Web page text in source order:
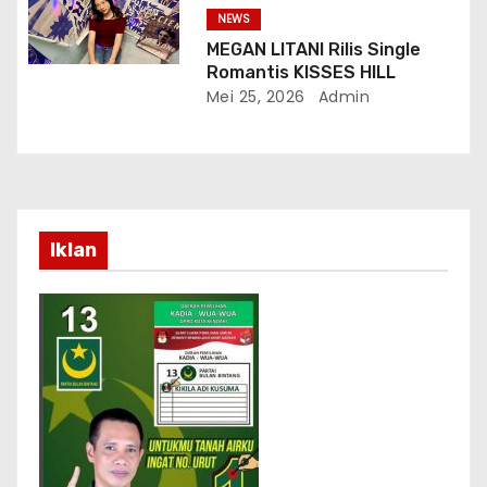
NEWS
MEGAN LITANI Rilis Single
Romantis KISSES HILL
Mei 25, 2026 Admin
Iklan